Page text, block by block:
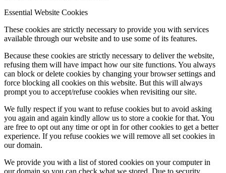
Essential Website Cookies
These cookies are strictly necessary to provide you with services
available through our website and to use some of its features.
Because these cookies are strictly necessary to deliver the website,
refusing them will have impact how our site functions. You always
can block or delete cookies by changing your browser settings and
force blocking all cookies on this website. But this will always
prompt you to accept/refuse cookies when revisiting our site.
We fully respect if you want to refuse cookies but to avoid asking
you again and again kindly allow us to store a cookie for that. You
are free to opt out any time or opt in for other cookies to get a better
experience. If you refuse cookies we will remove all set cookies in
our domain.
We provide you with a list of stored cookies on your computer in
our domain so you can check what we stored. Due to security